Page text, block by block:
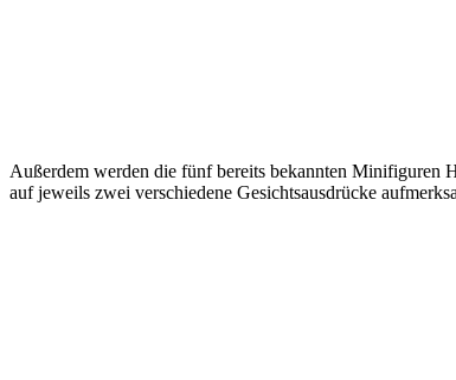
Außerdem werden die fünf bereits bekannten Minifiguren
auf jeweils zwei verschiedene Gesichtsausdrücke